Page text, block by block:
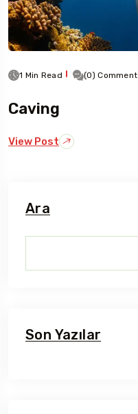
1 Min Read (0) Comment
Caving
View Post
Ara
Son Yazılar